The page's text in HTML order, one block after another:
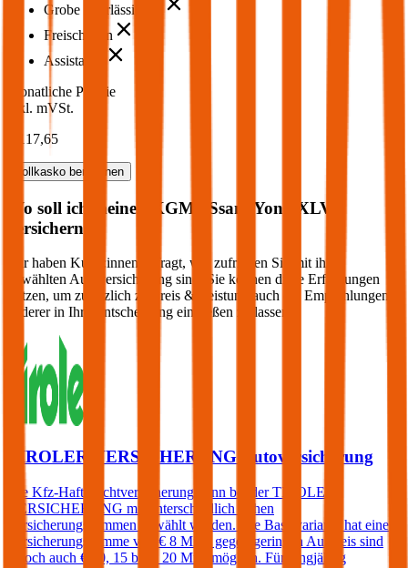
Grobe Fahrlässigkeit
Freischaden
Assistance
Monatliche Prämie
inkl. mVSt.
€ 117,65
Vollkasko berechnen
Wo soll ich meinen KGM / SsangYong
XLV
versichern?
Wir haben Kund:innen befragt, wie zufrieden Sie mit ihrer
gewählten Autoversicherung sind. Sie können diese Erfahrungen
nutzen, um zusätzlich zu Preis & Leistung auch die Empfehlungen
anderer in Ihre Entscheidung einfließen zu lassen:
TIROLER VERSICHERUNG Autoversicherung
Die Kfz-Haftpflichtversicherung kann bei der TIROLER
VERSICHERUNG mit unterschiedlich hohen
Versicherungssummen gewählt werden. Die Basisvariante hat eine
Versicherungssumme von € 8 Mio., gegen geringen Aufpreis sind
jedoch auch € 10, 15 bzw. 20 Mio. möglich. Für langjährig